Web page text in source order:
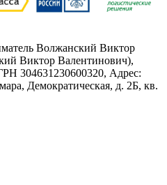
Волжанский Виктор
Виктор Валентинович),
304631230600320, Адрес:
Демократическая, д. 2Б, кв.